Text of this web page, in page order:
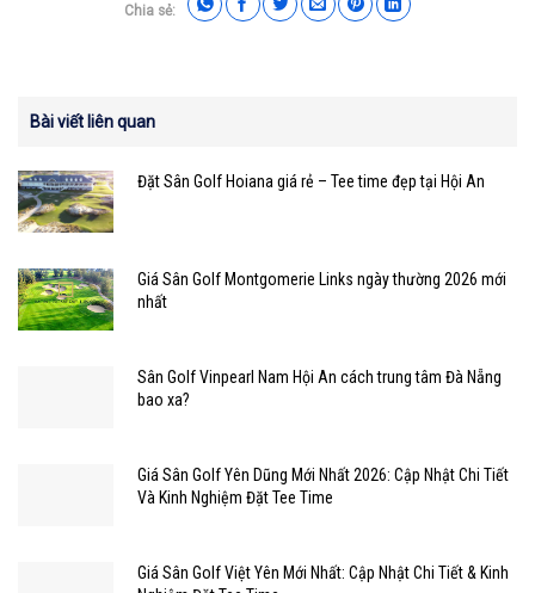
Chia sẻ:
Bài viết liên quan
Đặt Sân Golf Hoiana giá rẻ – Tee time đẹp tại Hội An
Giá Sân Golf Montgomerie Links ngày thường 2026 mới
nhất
Sân Golf Vinpearl Nam Hội An cách trung tâm Đà Nẵng
bao xa?
Giá Sân Golf Yên Dũng Mới Nhất 2026: Cập Nhật Chi Tiết
Và Kinh Nghiệm Đặt Tee Time
Giá Sân Golf Việt Yên Mới Nhất: Cập Nhật Chi Tiết & Kinh